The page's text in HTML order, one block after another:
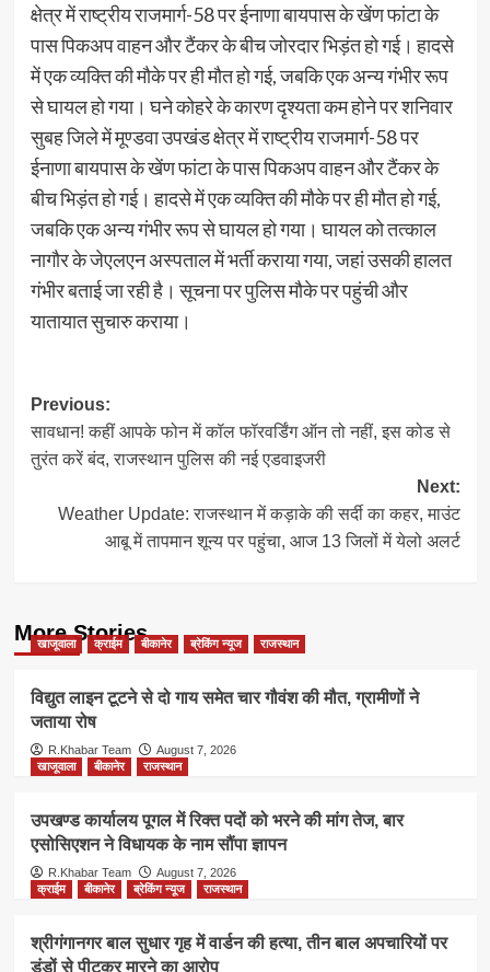
क्षेत्र में राष्ट्रीय राजमार्ग-58 पर ईनाणा बायपास के खेंण फांटा के
पास पिकअप वाहन और टैंकर के बीच जोरदार भिड़ंत हो गई। हादसे
में एक व्यक्ति की मौके पर ही मौत हो गई, जबकि एक अन्य गंभीर रूप
से घायल हो गया। घने कोहरे के कारण दृश्यता कम होने पर शनिवार
सुबह जिले में मूण्डवा उपखंड क्षेत्र में राष्ट्रीय राजमार्ग-58 पर
ईनाणा बायपास के खेंण फांटा के पास पिकअप वाहन और टैंकर के
बीच भिड़ंत हो गई। हादसे में एक व्यक्ति की मौके पर ही मौत हो गई,
जबकि एक अन्य गंभीर रूप से घायल हो गया। घायल को तत्काल
नागौर के जेएलएन अस्पताल में भर्ती कराया गया, जहां उसकी हालत
गंभीर बताई जा रही है। सूचना पर पुलिस मौके पर पहुंची और
यातायात सुचारु कराया।
Post
navigation
Previous:
सावधान! कहीं आपके फोन में कॉल फॉरवर्डिंग ऑन तो नहीं, इस कोड से
तुरंत करें बंद, राजस्थान पुलिस की नई एडवाइजरी
Next:
Weather Update: राजस्थान में कड़ाके की सर्दी का कहर, माउंट
आबू में तापमान शून्य पर पहुंचा, आज 13 जिलों में येलो अलर्ट
More Stories
खाजूवाला क्राईम बीकानेर ब्रेकिंग न्यूज राजस्थान
विद्युत लाइन टूटने से दो गाय समेत चार गौवंश की मौत, ग्रामीणों ने
जताया रोष
R.Khabar Team
August 7, 2026
खाजूवाला
बीकानेर राजस्थान
उपखण्ड कार्यालय पूगल में रिक्त पदों को भरने की मांग तेज, बार
एसोसिएशन ने विधायक के नाम सौंपा ज्ञापन
R.Khabar Team
August 7, 2026
क्राईम
बीकानेर ब्रेकिंग न्यूज राजस्थान
श्रीगंगानगर बाल सुधार गृह में वार्डन की हत्या, तीन बाल अपचारियों पर
डंडों से पीटकर मारने का आरोप